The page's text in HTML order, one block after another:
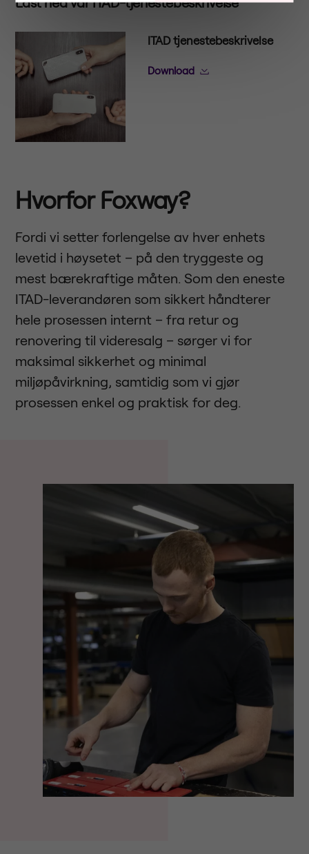
ITAD tjenestebeskrivelse
Download
Hvorfor Foxway?
Fordi vi setter forlengelse av hver enhets
levetid i høysetet – på den tryggeste og
mest bærekraftige måten. Som den eneste
ITAD-leverandøren som sikkert håndterer
hele prosessen internt – fra retur og
renovering til videresalg – sørger vi for
maksimal sikkerhet og minimal
miljøpåvirkning, samtidig som vi gjør
prosessen enkel og praktisk for deg.